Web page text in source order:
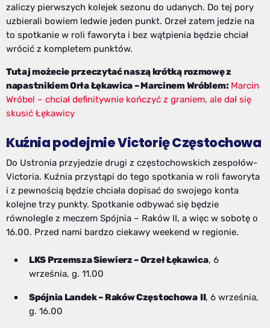
zaliczy pierwszych kolejek sezonu do udanych. Do tej pory
uzbierali bowiem ledwie jeden punkt. Orzeł zatem jedzie na
to spotkanie w roli faworyta i bez wątpienia będzie chciał
wrócić z kompletem punktów.
Tutaj możecie przeczytać naszą krótką rozmowę z
napastnikiem Orła Łękawica – Marcinem Wróblem: Marcin
Wróbel – chciał definitywnie kończyć z graniem, ale dał się
skusić Łękawicy
Kuźnia podejmie Victorię Częstochowa
Do Ustronia przyjedzie drugi z częstochowskich zespołów-
Victoria. Kuźnia przystąpi do tego spotkania w roli faworyta
i z pewnością będzie chciała dopisać do swojego konta
kolejne trzy punkty. Spotkanie odbywać się będzie
równolegle z meczem Spójnia – Raków II, a więc w sobotę o
16.00. Przed nami bardzo ciekawy weekend w regionie.
LKS Przemsza Siewierz – Orzeł Łękawica, 6
września, g. 11.00
Spójnia Landek – Raków Częstochowa II, 6 września,
g. 16.00